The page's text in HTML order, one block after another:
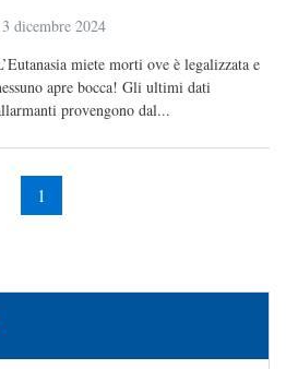
dicembre 2024
miete morti ove è legalizzata e
apre bocca! Gli ultimi dati
provengono dal...
1